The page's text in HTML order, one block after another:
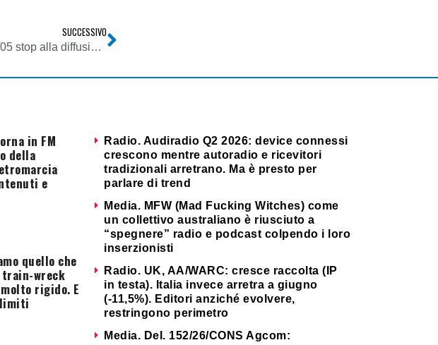
SUCCESSIVO
Par condicio. Dalla mezzanotte del 15/05 stop alla diffusione dei sondaggi elettorali
in FM
della
e
quello che
wreck
rigido. E
limiti
Radio. Audiradio Q2 2026: device connessi
crescono mentre autoradio e ricevitori
tradizionali arretrano. Ma è presto per
parlare di trend
Media. MFW (Mad Fucking Witches) come
un collettivo australiano è riusciuto a
“spegnere” radio e podcast colpendo i loro
inserzionisti
Radio. UK, AA/WARC: cresce raccolta (IP
in testa). Italia invece arretra a giugno
(-11,5%). Editori anziché evolvere,
restringono perimetro
Media. Del. 152/26/CONS Agcom: